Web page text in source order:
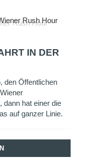
Rush Hour
IN DER
den Öffentlichen
dann hat einer die
auf ganzer Linie.